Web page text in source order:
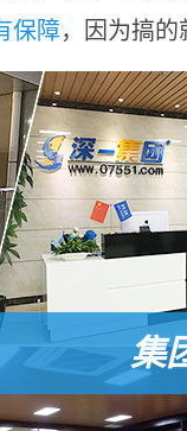
保障，因为搞
集